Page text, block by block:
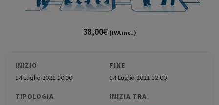
38,00€ (IVA incl.)
INIZIO
14 Luglio 2021 10:00
FINE
14 Luglio 2021 12:00
TIPOLOGIA
INIZIA TRA